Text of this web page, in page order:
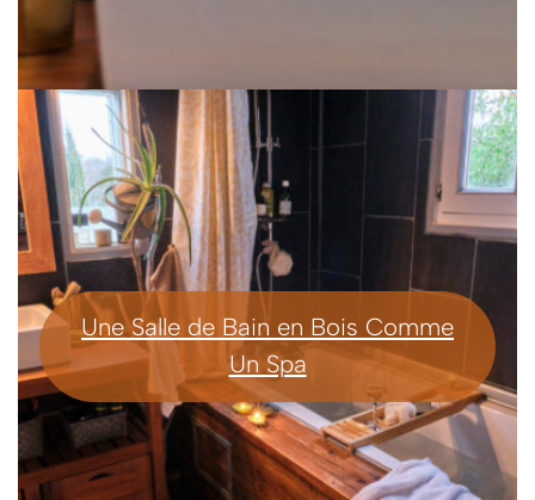
Une Salle de Bain en Bois Comme
Un Spa